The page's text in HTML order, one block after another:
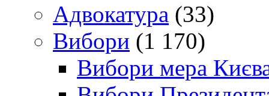
Адвокатура (33)
Вибори (1 170)
Вибори мера